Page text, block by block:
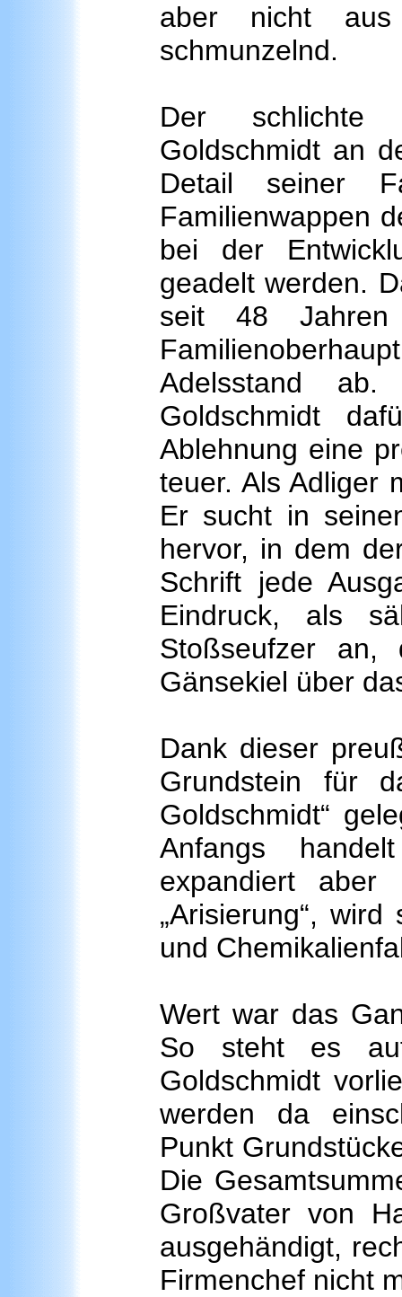
aber nicht
schmunzelnd.
Der schlichte
Goldschmidt an
Detail seiner
Familienwappen
bei der
geadelt werden.
seit 48 Jahren
Adelsstand
Goldschmidt
Ablehnung eine
teuer. Als Adliger
Er sucht in
hervor, in dem
Schrift jede
Eindruck, als
Stoßseufzer an,
Gänsekiel über
Dank dieser
Grundstein für
Goldschmidt“
Anfangs
expandiert
„Arisierung“,
und
Wert war das
So steht es
Goldschmidt
werden da
Punkt
Die
Großvater von
ausgehändigt,
Firmenchef nicht